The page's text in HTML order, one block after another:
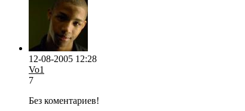
12-08-2005 12:28
Vo1
7
Без коментариев!